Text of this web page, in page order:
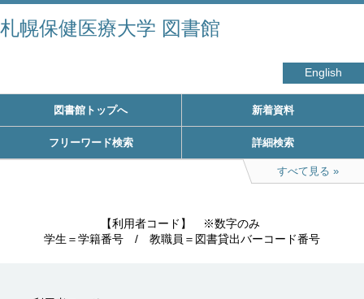
札幌保健医療大学 図書館
English
図書館トップへ 新着資料
フリーワード検索 詳細検索
すべて見る
【利用者コード】　※数字のみ
学生＝学籍番号　/　教職員＝図書貸出バーコード番号